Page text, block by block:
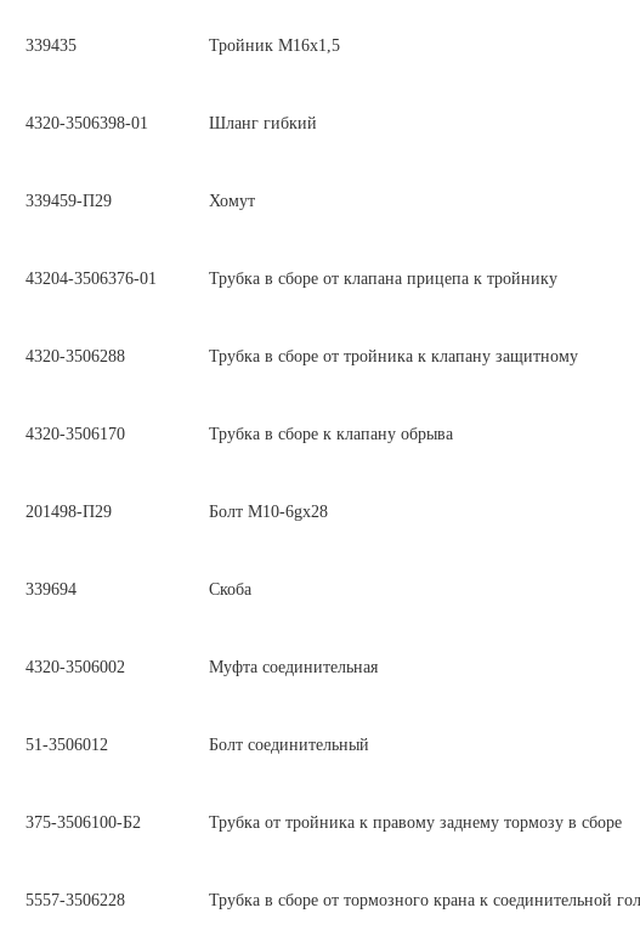
339435 Тройник М16х1,5
4320-3506398-01 Шланг гибкий
339459-П29 Хомут
43204-3506376-01 Трубка в сборе от клапана прицепа к тройнику
4320-3506288 Трубка в сборе от тройника к клапану защитному
4320-3506170 Трубка в сборе к клапану обрыва
201498-П29 Болт М10-6gх28
339694 Скоба
4320-3506002 Муфта соединительная
51-3506012 Болт соединительный
375-3506100-Б2 Трубка от тройника к правому заднему тормозу в сборе
5557-3506228 Трубка в сборе от тормозного крана к соединительной